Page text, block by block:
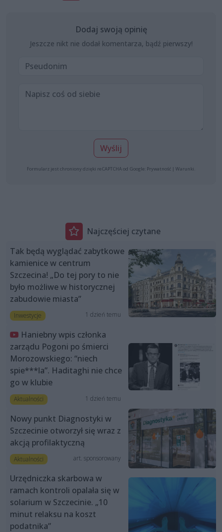
Dodaj swoją opinię
Jeszcze nikt nie dodał komentarza, bądź pierwszy!
Wyślij
Formularz jest chroniony dzięki reCAPTCHA od Google: Prywatność | Warunki
Najczęściej czytane
Tak będą wyglądać zabytkowe
kamienice w centrum
Szczecina! „Do tej pory to nie
było możliwe w historycznej
zabudowie miasta”
Inwestycje 1 dzień temu
Haniebny wpis członka
zarządu Pogoni po śmierci
Morozowskiego: “niech
spie***la”. Haditaghi nie chce
go w klubie
Aktualności 1 dzień temu
Nowy punkt Diagnostyki w
Szczecinie otworzył się wraz z
akcją profilaktyczną
Aktualności art. sponsorowany
Urzędniczka skarbowa w
ramach kontroli opalała się w
solarium w Szczecinie. „10
minut relaksu na koszt
podatnika”